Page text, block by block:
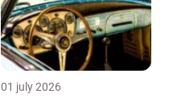
01 july 2026